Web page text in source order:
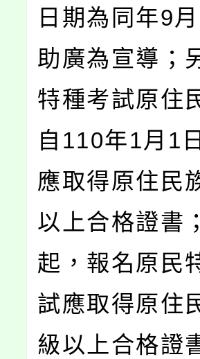
日期為同年9
助廣為宣導；
特種考試原住
自110年1月1
應取得原住民
以上合格證書
起，報名原民
試應取得原住
級以上合格證